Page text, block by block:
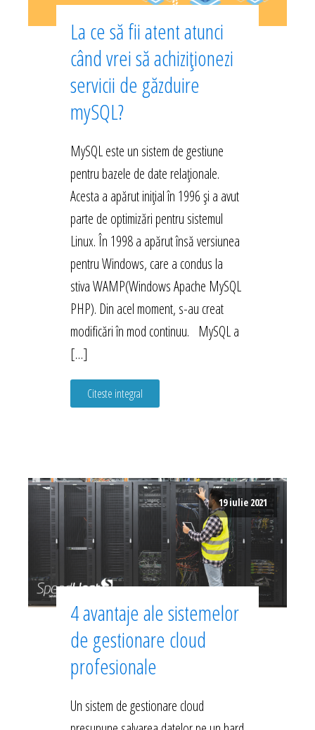
La ce să fii atent atunci
când vrei să achiziționezi
servicii de găzduire
mySQL?
MySQL este un sistem de gestiune
pentru bazele de date relaționale.
Acesta a apărut inițial în 1996 și a avut
parte de optimizări pentru sistemul
Linux. În 1998 a apărut însă versiunea
pentru Windows, care a condus la
stiva WAMP(Windows Apache MySQL
PHP). Din acel moment, s-au creat
modificări în mod continuu. MySQL a
[…]
Citeste integral
19 iulie 2021
4 avantaje ale sistemelor
de gestionare cloud
profesionale
Un sistem de gestionare cloud